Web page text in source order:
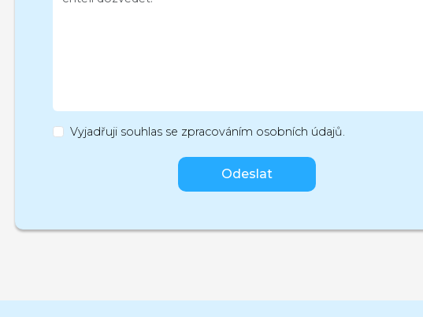
Vyjadřuji souhlas se zpracováním osobních údajů.
Odeslat